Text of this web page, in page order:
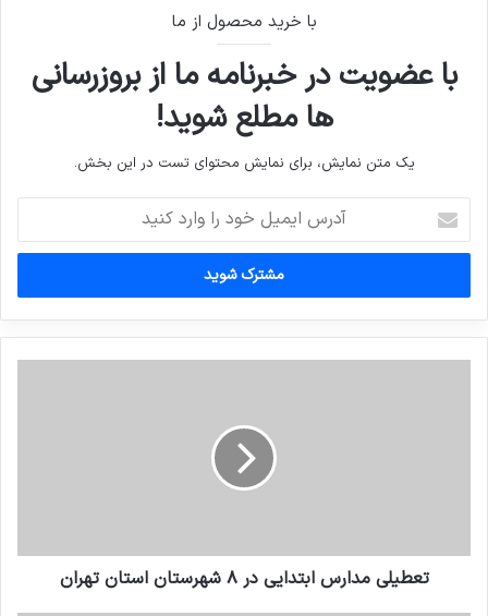
با خرید محصول از ما
با عضویت در خبرنامه ما از بروزرسانی
ها مطلع شوید!
یک متن نمایش، برای نمایش محتوای تست در این بخش.
ایمیل
خود
وارد
کنید
تعطیلی مدارس ابتدایی در ۸ شهرستان‌ استان تهران